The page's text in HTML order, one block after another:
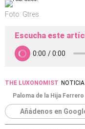
Foto: Gtres.
Escucha este
THE LUXONOMIST NOTICIA
Paloma de la Hija Ferrero
Añádenos en